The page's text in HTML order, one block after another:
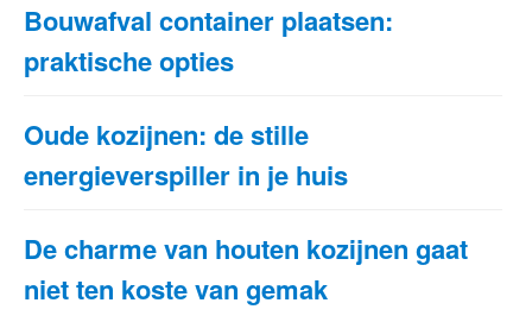
Bouwafval container plaatsen:
praktische opties
Oude kozijnen: de stille
energieverspiller in je huis
De charme van houten kozijnen gaat
niet ten koste van gemak